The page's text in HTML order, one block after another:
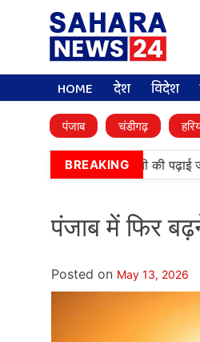
HOME देश विदेश
पंजाब चंडीगढ़
BREAKING
आर्मी पब्लिक स्कूलों में पंजाबी की पढ़ाई
पंजाब में फिर
Posted on May 13, 2026